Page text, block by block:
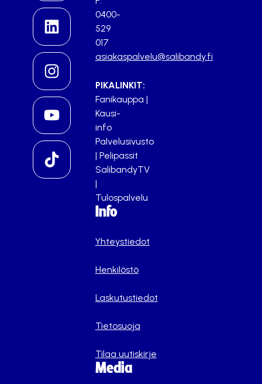
0400-
529
017
asiakaspalvelu@salibandy.fi
PIKALINKIT:
Fanikauppa |
Kausi-
info
Palvelusivusto
| Pelipassit
SalibandyTV
|
Tulospalvelu
Info
Yhteystiedot
Henkilöstö
Laskutustiedot
Tietosuoja
Tilaa uutiskirje
Media